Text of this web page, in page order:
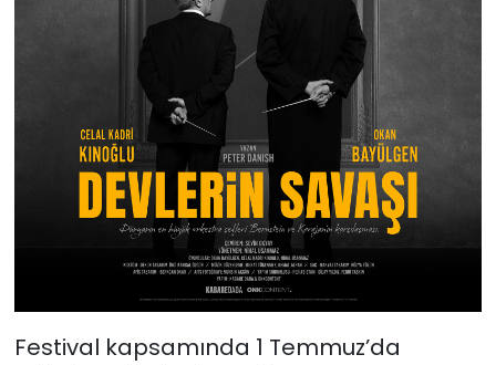
Festival kapsamında 1 Temmuz’da